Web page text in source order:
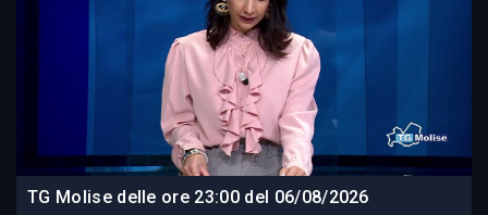
TG Molise delle ore 23:00 del 06/08/2026